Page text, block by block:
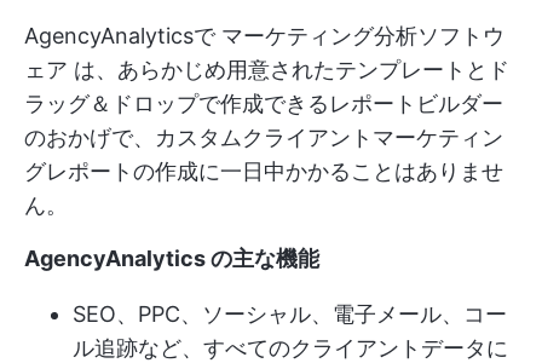
AgencyAnalyticsで マーケティング分析ソフトウ
ェア は、あらかじめ用意されたテンプレートとド
ラッグ＆ドロップで作成できるレポートビルダー
のおかげで、カスタムクライアントマーケティン
グレポートの作成に一日中かかることはありませ
ん。
AgencyAnalytics の主な機能
SEO、PPC、ソーシャル、電子メール、コー
ル追跡など、すべてのクライアントデータに